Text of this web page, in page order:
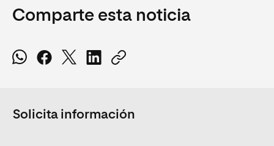
Comparte esta noticia
Solicita información